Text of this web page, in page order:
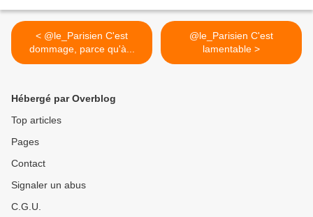
< @le_Parisien C'est
dommage, parce qu'à...
@le_Parisien C'est
lamentable >
Hébergé par Overblog
Top articles
Pages
Contact
Signaler un abus
C.G.U.